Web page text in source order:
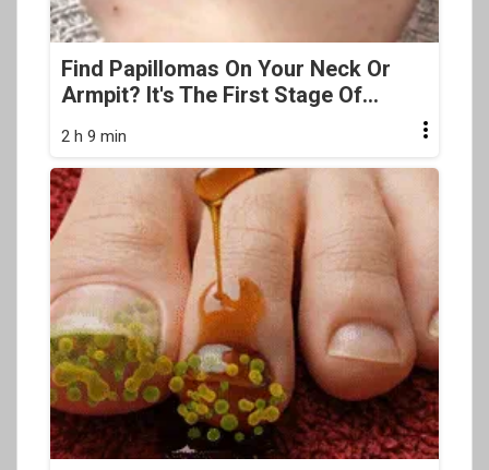
Find Papillomas On Your Neck Or
Armpit? It's The First Stage Of...
2 h 9 min